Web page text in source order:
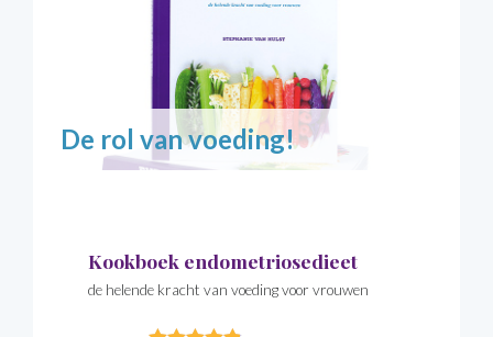
De rol van voeding!
Kookboek endometriosedieet
de helende kracht van voeding voor vrouwen